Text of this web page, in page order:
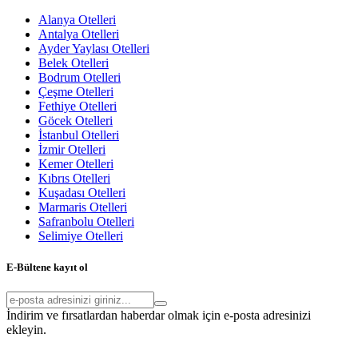
Alanya Otelleri
Antalya Otelleri
Ayder Yaylası Otelleri
Belek Otelleri
Bodrum Otelleri
Çeşme Otelleri
Fethiye Otelleri
Göcek Otelleri
İstanbul Otelleri
İzmir Otelleri
Kemer Otelleri
Kıbrıs Otelleri
Kuşadası Otelleri
Marmaris Otelleri
Safranbolu Otelleri
Selimiye Otelleri
E-Bültene kayıt ol
İndirim ve fırsatlardan haberdar olmak için e-posta adresinizi
ekleyin.